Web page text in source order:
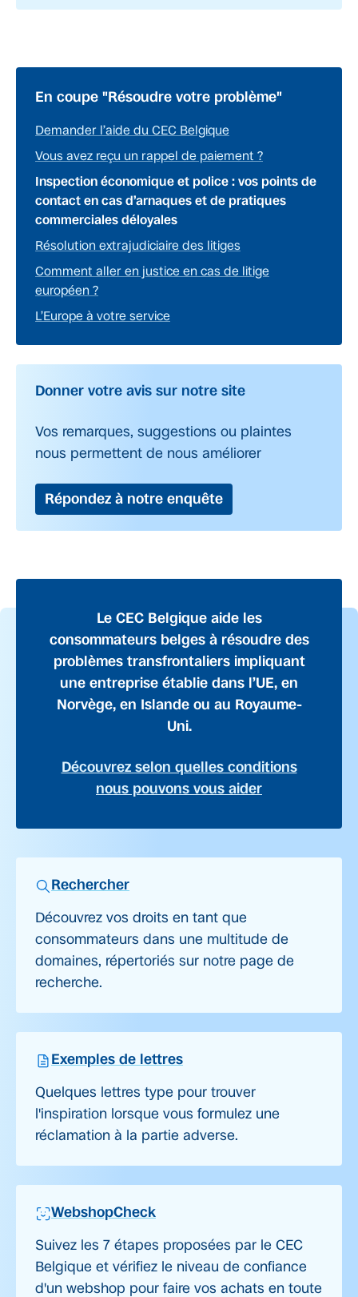
En coupe "Résoudre votre problème"
Demander l’aide du CEC Belgique
Vous avez reçu un rappel de paiement ?
Inspection économique et police : vos points de
contact en cas d’arnaques et de pratiques
commerciales déloyales
Résolution extrajudiciaire des litiges
Comment aller en justice en cas de litige
européen ?
L’Europe à votre service
Donner votre avis sur notre site
Vos remarques, suggestions ou plaintes
nous permettent de nous améliorer
Répondez à notre enquête
Le CEC Belgique aide les
consommateurs belges à résoudre des
problèmes transfrontaliers impliquant
une entreprise établie dans l’UE, en
Norvège, en Islande ou au Royaume-
Uni.
Découvrez selon quelles conditions
nous pouvons vous aider
Rechercher
Découvrez vos droits en tant que
consommateurs dans une multitude de
domaines, répertoriés sur notre page de
recherche.
Exemples de lettres
Quelques lettres type pour trouver
l'inspiration lorsque vous formulez une
réclamation à la partie adverse.
WebshopCheck
Suivez les 7 étapes proposées par le CEC
Belgique et vérifiez le niveau de confiance
d'un webshop pour faire vos achats en toute